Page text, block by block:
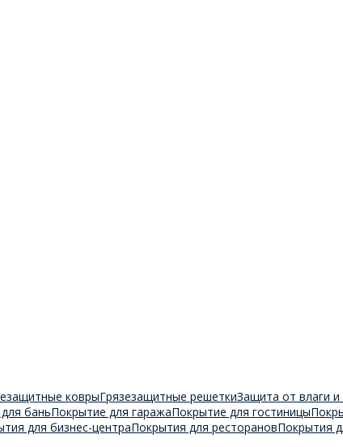
коврыГрязезащитные решеткиЗащита от влаги и
баньПокрытие для гаражаПокрытие для гостиницы
для бизнес-центраПокрытия для ресторановПокрытия